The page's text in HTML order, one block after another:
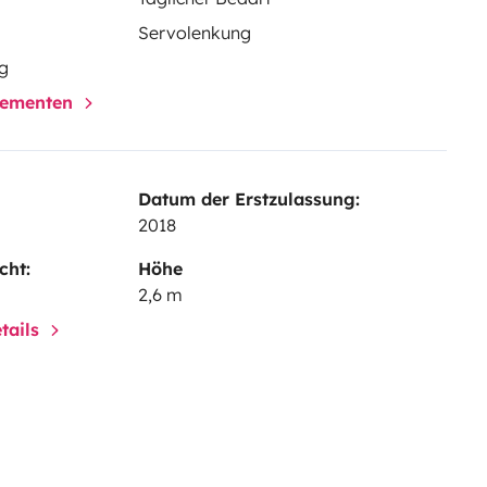
Servolenkung
Datum der Erstzulassung:
2018
Höhe
2,6 m